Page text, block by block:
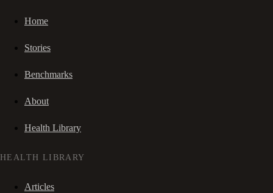
Home
Stories
Benchmarks
About
Health Library
HEALTH LIBRARY
Articles